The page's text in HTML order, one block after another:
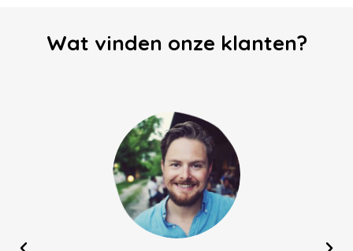
Wat vinden onze klanten?